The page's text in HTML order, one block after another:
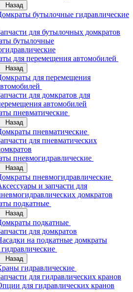
Назад
бутылочные гидравлические
для бутылочных домкратов
бутылочные
для перемещения автомобилей
Назад
для перемещения
для домкратов для
автомобилей
пневматические
Назад
пневматические
для пневматических
пневмогидравлические
Назад
пневмогидравлические
и запчасти для
домкратов
подкатные
Назад
подкатные
для домкратов
на подкатные домкраты
Назад
гидравлические
для гидравлических кранов
для гидравлических кранов